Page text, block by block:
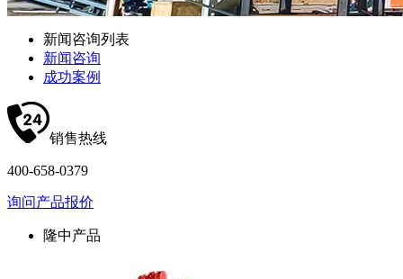
新闻咨询列表
新闻咨询
成功案例
销售热线
400-658-0379
询问产品报价
隆中产品